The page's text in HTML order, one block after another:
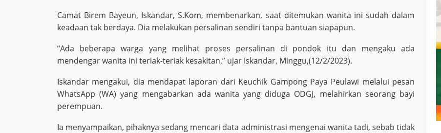
Camat Birem Bayeun, Iskandar, S.Kom, membenarkan, saat ditemukan wanita ini sudah dalam
keadaan tak berdaya. Dia melakukan persalinan sendiri tanpa bantuan siapapun.
“Ada beberapa warga yang melihat proses persalinan di pondok itu dan mengaku ada
mendengar wanita ini teriak-teriak kesakitan,” ujar Iskandar, Minggu,(12/2/2023).
Iskandar mengakui, dia mendapat laporan dari Keuchik Gampong Paya Peulawi melalui pesan
WhatsApp (WA) yang mengabarkan ada wanita yang diduga ODGJ, melahirkan seorang bayi
perempuan.
Ia menyampaikan, pihaknya sedang mencari data administrasi mengenai wanita tadi, sebab tidak